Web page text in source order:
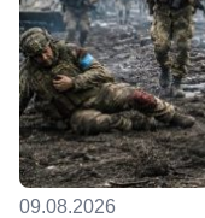
09.08.2026